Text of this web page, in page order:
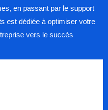
en passant par le support
est dédiée à optimiser votre
vers le succès